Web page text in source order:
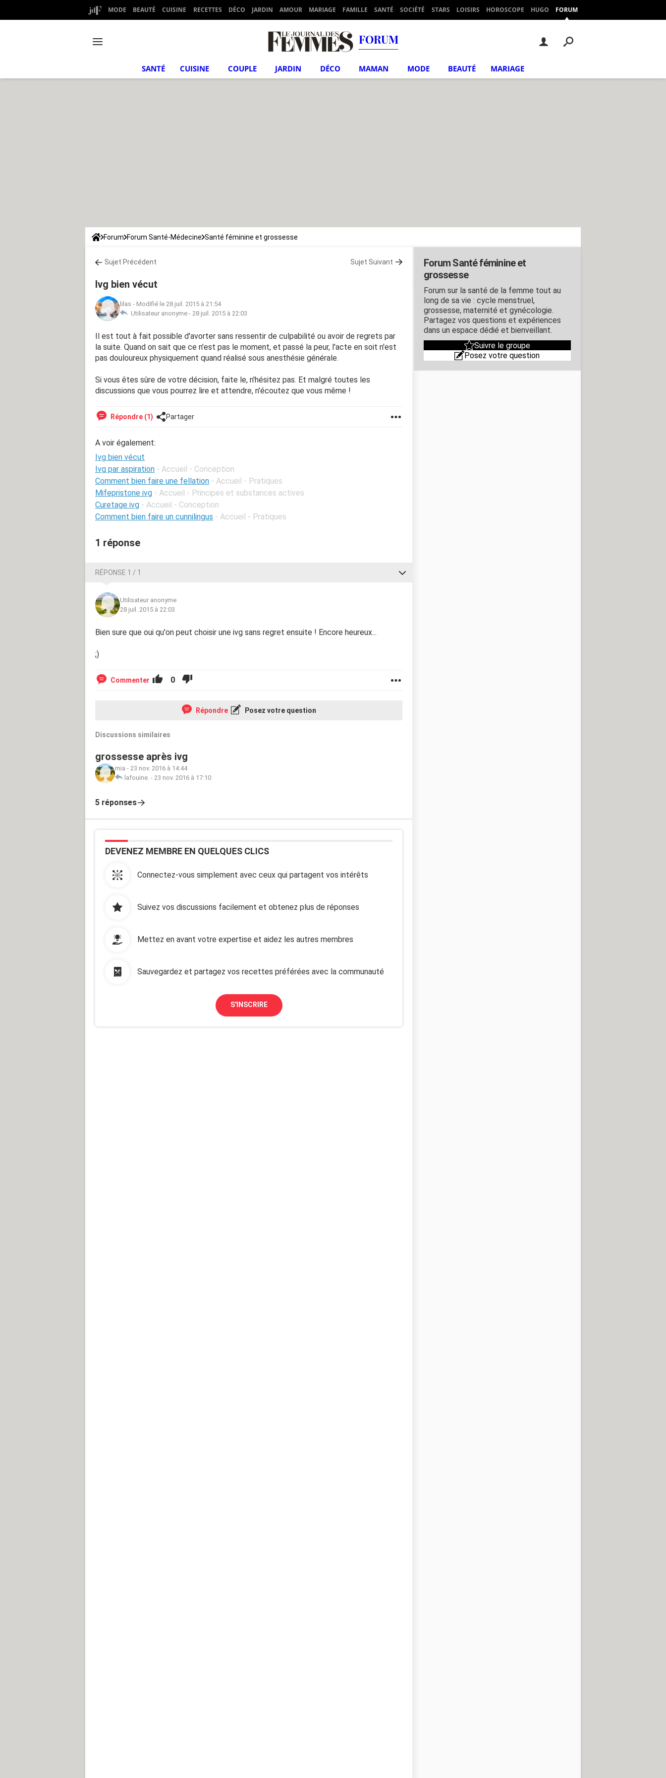
MODE BEAUTÉ CUISINE RECETTES DÉCO JARDIN AMOUR MARIAGE FAMILLE SANTÉ SOCIÉTÉ STARS LOISIRS HOROSCOPE HUGO FORUM
FORUM
SANTÉ CUISINE COUPLE JARDIN DÉCO MAMAN MODE BEAUTÉ MARIAGE
Forum Forum Santé-Médecine Santé féminine et grossesse
Sujet Précédent Sujet Suivant
Ivg bien vécut
lilas - Modifié le 28 juil. 2015 à 21:54
Utilisateur anonyme - 28 juil. 2015 à 22:03
Il est tout à fait possible d'avorter sans ressentir de culpabilité ou avoir de regrets par
la suite. Quand on sait que ce n'est pas le moment, et passé la peur, l'acte en soit n'est
pas douloureux physiquement quand réalisé sous anesthésie générale.
Si vous êtes sûre de votre décision, faite le, n'hésitez pas. Et malgré toutes les
discussions que vous pourrez lire et attendre, n'écoutez que vous même !
Répondre (1) Partager
A voir également:
Ivg bien vécut
Ivg par aspiration - Accueil - Conception
Comment bien faire une fellation - Accueil - Pratiques
Mifepristone ivg - Accueil - Principes et substances actives
Curetage ivg - Accueil - Conception
Comment bien faire un cunnilingus - Accueil - Pratiques
1 réponse
RÉPONSE 1 / 1
Utilisateur anonyme
28 juil. 2015 à 22:03
Bien sure que oui qu'on peut choisir une ivg sans regret ensuite ! Encore heureux...
;)
Commenter 0
Répondre Posez votre question
Discussions similaires
grossesse après ivg
mia - 23 nov. 2016 à 14:44
lafouine. - 23 nov. 2016 à 17:10
5 réponses
DEVENEZ MEMBRE EN QUELQUES CLICS
Connectez-vous simplement avec ceux qui partagent vos intérêts
Suivez vos discussions facilement et obtenez plus de réponses
Mettez en avant votre expertise et aidez les autres membres
Sauvegardez et partagez vos recettes préférées avec la communauté
S'INSCRIRE
Forum Santé féminine et
grossesse
Forum sur la santé de la femme tout au
long de sa vie : cycle menstruel,
grossesse, maternité et gynécologie.
Partagez vos questions et expériences
dans un espace dédié et bienveillant.
Suivre le groupe
Posez votre question